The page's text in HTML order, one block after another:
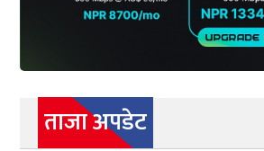
ताजा अपडेट